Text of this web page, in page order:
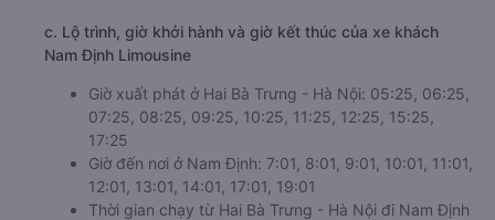
c. Lộ trình, giờ khởi hành và giờ kết thúc của xe khách
Nam Định Limousine
Giờ xuất phát ở Hai Bà Trưng - Hà Nội: 05:25, 06:25,
07:25, 08:25, 09:25, 10:25, 11:25, 12:25, 15:25,
17:25
Giờ đến nơi ở Nam Định: 7:01, 8:01, 9:01, 10:01, 11:01,
12:01, 13:01, 14:01, 17:01, 19:01
Thời gian chạy từ Hai Bà Trưng - Hà Nội đi Nam Định